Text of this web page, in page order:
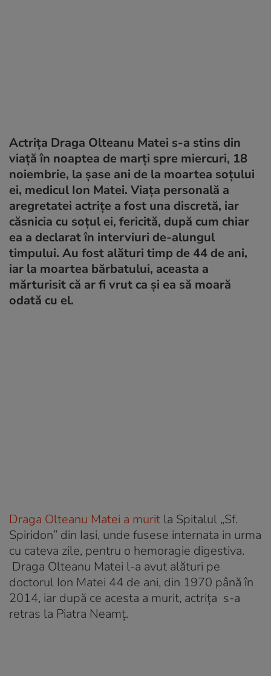
Actrița Draga Olteanu Matei s-a stins din
viață în noaptea de marți spre miercuri, 18
noiembrie, la șase ani de la moartea soțului
ei, medicul Ion Matei. Viața personală a
aregretatei actrițe a fost una discretă, iar
căsnicia cu soțul ei, fericită, după cum chiar
ea a declarat în interviuri de-alungul
timpului. Au fost alături timp de 44 de ani,
iar la moartea bărbatului, aceasta a
mărturisit că ar fi vrut ca și ea să moară
odată cu el.
Draga Olteanu Matei a murit la Spitalul „Sf.
Spiridon” din Iasi, unde fusese internata in urma
cu cateva zile, pentru o hemoragie digestiva.
Draga Olteanu Matei l-a avut alături pe
doctorul Ion Matei 44 de ani, din 1970 până în
2014, iar după ce acesta a murit, actrița s-a
retras la Piatra Neamț.